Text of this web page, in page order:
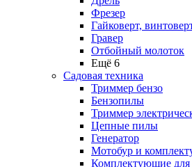
Фрезер
Гайковерт,
Гравер
Отбойный молоток
Ещё 6
Садовая техника
Триммер бензо
Бензопилы
Триммер
Цепные пилы
Генератор
Мотобур и
Комплектующие для